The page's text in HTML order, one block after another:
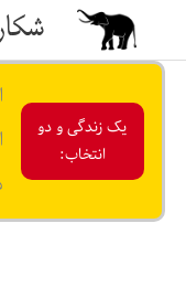
محتوا
یک زندگی و دو
انتخاب: